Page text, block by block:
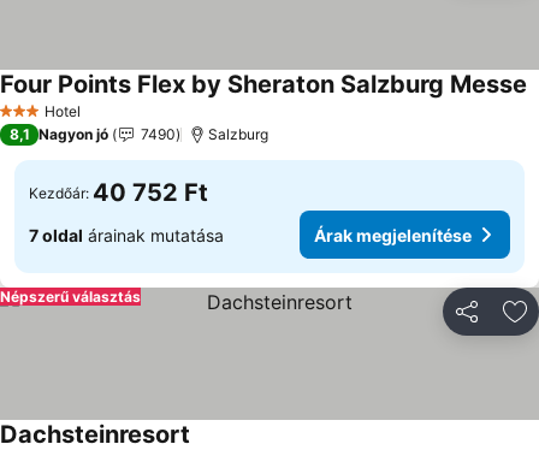
3 Kategória
Hotel
Four Points Flex by Sheraton Salzburg Messe
8,1 Nagyon jó 7490 Salzburg
Kezdőár: 40 752 Ft
7 oldal árainak mutatása Árak megjelenítése
Népszerű választás
Dachsteinresort